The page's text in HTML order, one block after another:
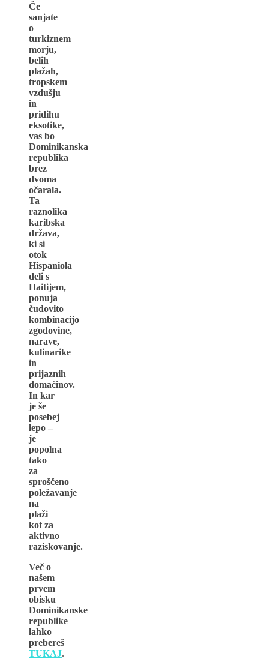
Če
sanjate
o
turkiznem
morju,
belih
plažah,
tropskem
vzdušju
in
pridihu
eksotike,
vas bo
Dominikanska
republika
brez
dvoma
očarala.
Ta
raznolika
karibska
država,
ki si
otok
Hispaniola
deli s
Haitijem,
ponuja
čudovito
kombinacijo
zgodovine,
narave,
kulinarike
in
prijaznih
domačinov.
In kar
je še
posebej
lepo –
je
popolna
tako
za
sproščeno
poležavanje
na
plaži
kot za
aktivno
raziskovanje.
Več o
našem
prvem
obisku
Dominikanske
republike
lahko
prebereš
TUKAJ.